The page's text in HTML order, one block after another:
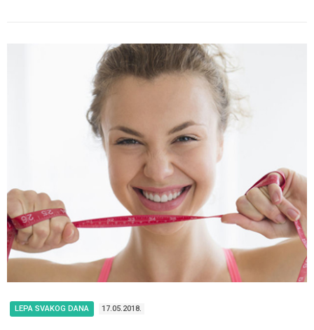
LEPA SVAKOG DANA 17.05.2018.